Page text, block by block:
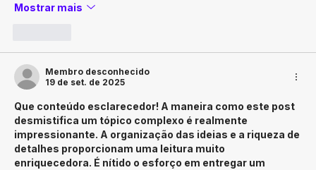
Mostrar mais
Membro desconhecido
19 de set. de 2025
Que conteúdo esclarecedor! A maneira como este post
desmistifica um tópico complexo é realmente
impressionante. A organização das ideias e a riqueza de
detalhes proporcionam uma leitura muito
enriquecedora. É nítido o esforço em entregar um